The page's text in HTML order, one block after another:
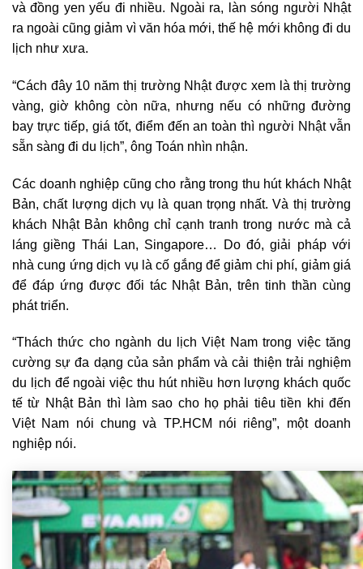
và đồng yen yếu đi nhiều. Ngoài ra, làn sóng người Nhật
ra ngoài cũng giảm vì văn hóa mới, thế hệ mới không đi du
lịch như xưa.
“Cách đây 10 năm thị trường Nhật được xem là thị trường
vàng, giờ không còn nữa, nhưng nếu có những đường
bay trực tiếp, giá tốt, điểm đến an toàn thì người Nhật vẫn
sẵn sàng đi du lịch”, ông Toán nhìn nhận.
Các doanh nghiệp cũng cho rằng trong thu hút khách Nhật
Bản, chất lượng dịch vụ là quan trọng nhất. Và thị trường
khách Nhật Bản không chỉ cạnh tranh trong nước mà cả
láng giềng Thái Lan, Singapore… Do đó, giải pháp với
nhà cung ứng dịch vụ là cố gắng để giảm chi phí, giảm giá
để đáp ứng được đối tác Nhật Bản, trên tinh thần cùng
phát triển.
“Thách thức cho ngành du lịch Việt Nam trong việc tăng
cường sự đa dạng của sản phẩm và cải thiện trải nghiệm
du lịch để ngoài việc thu hút nhiều hơn lượng khách quốc
tế từ Nhật Bản thì làm sao cho họ phải tiêu tiền khi đến
Việt Nam nói chung và TP.HCM nói riêng”, một doanh
nghiệp nói.